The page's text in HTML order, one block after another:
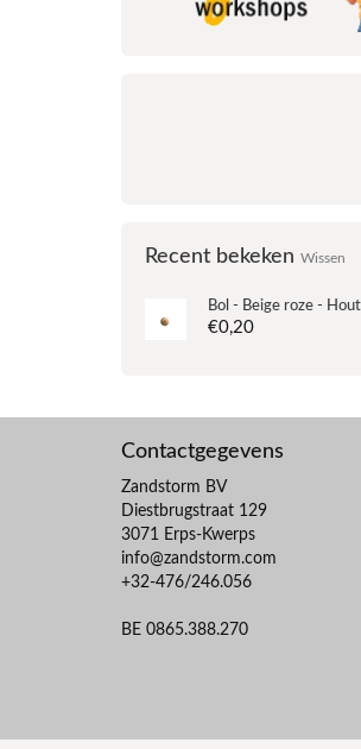
Recent bekeken Wissen
€0,20
Contactgegevens
Zandstorm BV
Diestbrugstraat 129
3071 Erps-Kwerps
info@zandstorm.com
+32-476/246.056
BE 0865.388.270